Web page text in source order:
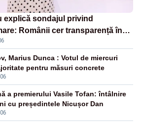
explică sondajul privind
Românii cer transparență în
între partenerii externi
Marius Dunca : Votul de miercuri
pentru măsuri concrete
a premierului Vasile Tofan: întâlnire
cu președintele Nicușor Dan